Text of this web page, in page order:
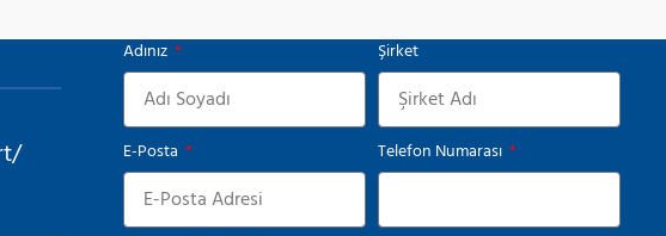
Adınız Şirket
E-Posta Telefon Numarası